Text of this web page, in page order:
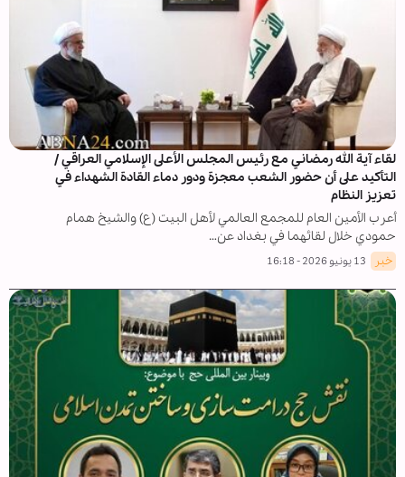
لقاء آية الله رمضاني مع رئيس المجلس الأعلى الإسلامي العراقي /
التأكيد على أن حضور الشعب معجزة ودور دماء القادة الشهداء في
تعزيز النظام
أعرب الأمين العام للمجمع العالمي لأهل البيت (ع) والشيخ همام
حمودي خلال لقائهما في بغداد عن…
خبر 13 يونيو 2026 - 16:18